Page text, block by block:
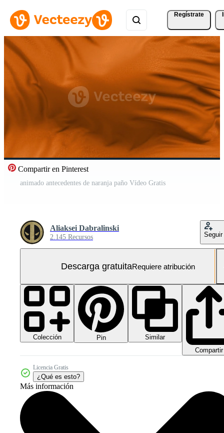
Regístrate
Compartir en Pinterest
animado antecedentes de naranja paño Vídeo Gratis
Aliaksei Dabralinski
2.145 Recursos Seguir
Descarga gratuitaRequiere atribución
Colección Pin
Similar
Compartir
Licencia Gratis
¿Qué es esto?
Más información